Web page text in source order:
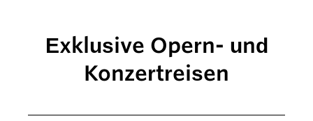
Exklusive Opern- und
Konzertreisen